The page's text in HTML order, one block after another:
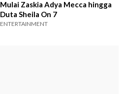
Mulai Zaskia Adya Mecca hingga
Duta Sheila On 7
ENTERTAINMENT